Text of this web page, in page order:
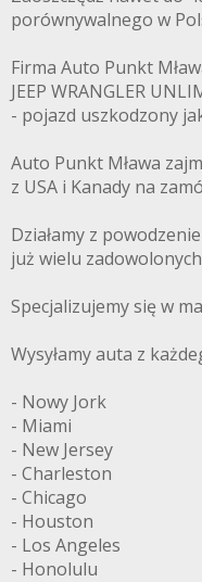
porównywalnego w
Firma Auto Punkt
JEEP WRANGLER
- pojazd uszkodzony
Auto Punkt Mława
z USA i Kanady na
Działamy z
już wielu
Specjalizujemy się w
Wysyłamy auta z
- Nowy Jork
- Miami
- New Jersey
- Charleston
- Chicago
- Houston
- Los Angeles
- Honolulu